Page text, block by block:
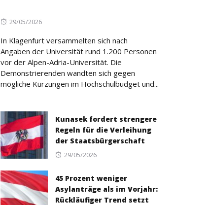
Posted
29/05/2026
In Klagenfurt versammelten sich nach
Angaben der Universität rund 1.200 Personen
vor der Alpen-Adria-Universität. Die
Demonstrierenden wandten sich gegen
mögliche Kürzungen im Hochschulbudget und...
Kunasek fordert strengere
Regeln für die Verleihung
der Staatsbürgerschaft
Posted
29/05/2026
45 Prozent weniger
Asylanträge als im Vorjahr:
Rückläufiger Trend setzt